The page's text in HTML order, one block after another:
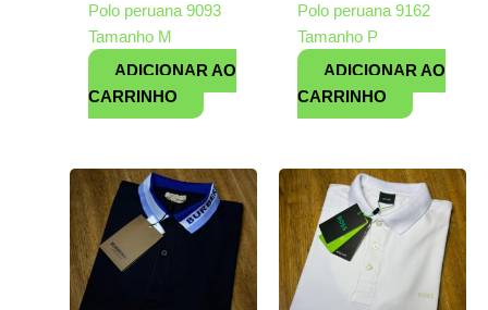
Polo peruana 9093
Tamanho M
ADICIONAR AO
CARRINHO
Polo peruana 9162
Tamanho P
ADICIONAR AO
CARRINHO